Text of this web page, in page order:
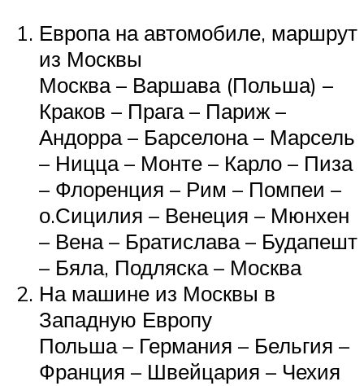
Европа на автомобиле, маршрут
из Москвы
Москва – Варшава (Польша) –
Краков – Прага – Париж –
Андорра – Барселона – Марсель
– Ницца – Монте – Карло – Пиза
– Флоренция – Рим – Помпеи –
о.Сицилия – Венеция – Мюнхен
– Вена – Братислава – Будапешт
– Бяла, Подляска – Москва
На машине из Москвы в
Западную Европу
Польша – Германия – Бельгия –
Франция – Швейцария – Чехия